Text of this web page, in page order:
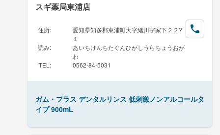
スギ薬局東浦店
住所:
愛知県知多郡東浦町大字緒川字家下２２?
１
読み:
あいちけんちたぐんひがしうらちょうおが
わ
TEL : 0562-84-5031
ガム・プラス デンタルリンス 低刺激ノンアルコールタ
イプ 900mL